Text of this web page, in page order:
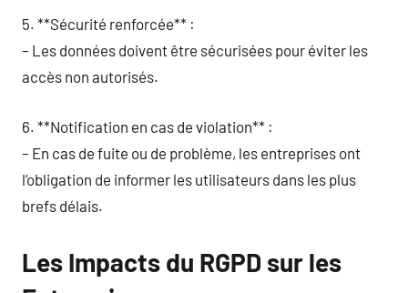
5. **Sécurité renforcée** :
– Les données doivent être sécurisées pour éviter les
accès non autorisés.
6. **Notification en cas de violation** :
– En cas de fuite ou de problème, les entreprises ont
l’obligation de informer les utilisateurs dans les plus
brefs délais.
Les Impacts du RGPD sur les